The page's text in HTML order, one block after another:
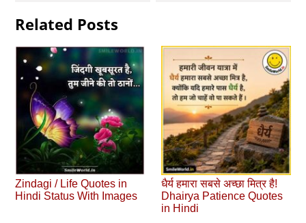
Related Posts
Zindagi / Life Quotes in
Hindi Status With Images
धैर्य हमारा सबसे अच्छा मित्र है!
Dhairya Patience Quotes
in Hindi